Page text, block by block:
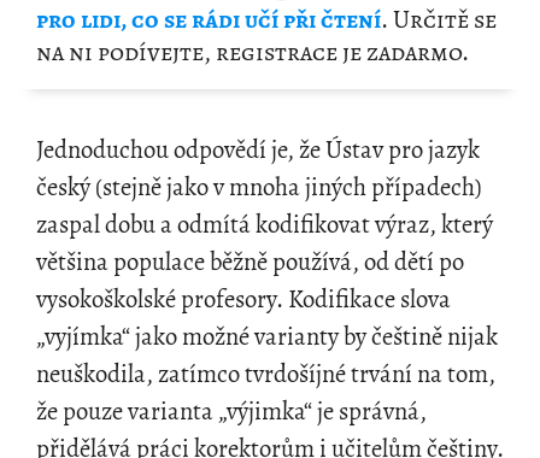
pro lidi, co se rádi učí při čtení. Určitě se
na ni podívejte, registrace je zadarmo.
Jednoduchou odpovědí je, že Ústav pro jazyk
český (stejně jako v mnoha jiných případech)
zaspal dobu a odmítá kodifikovat výraz, který
většina populace běžně používá, od dětí po
vysokoškolské profesory. Kodifikace slova
„vyjímka“ jako možné varianty by češtině nijak
neuškodila, zatímco tvrdošíjné trvání na tom,
že pouze varianta „výjimka“ je správná,
přidělává práci korektorům i učitelům češtiny.